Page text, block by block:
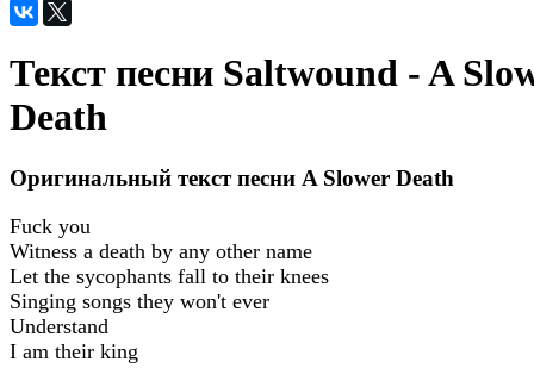
Текст песни Saltwound - A
Death
Оригинальный текст песни A Slower Death
Fuck you
Witness a death by any other name
Let the sycophants fall to their knees
Singing songs they won't ever
Understand
I am their king